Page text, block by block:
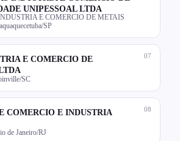
UNIPESSOAL LTDA
E COMERCIO DE METAIS
SP
07
E COMERCIO DE
SC
08
COMERCIO E INDUSTRIA
de Janeiro/RJ